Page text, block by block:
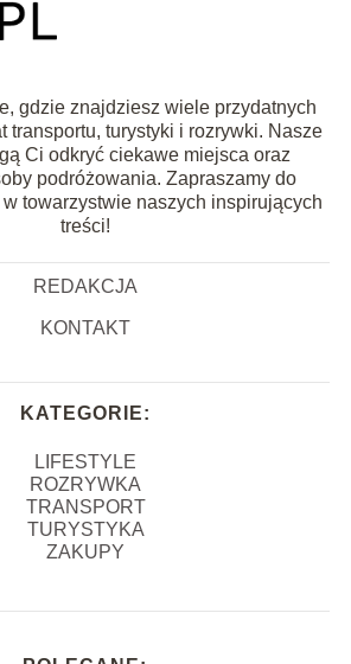
gdzie znajdziesz wiele przydatnych
transportu, turystyki i rozrywki. Nasze
Ci odkryć ciekawe miejsca oraz
podróżowania. Zapraszamy do
towarzystwie naszych inspirujących
treści!
REDAKCJA
KONTAKT
KATEGORIE:
LIFESTYLE
ROZRYWKA
TRANSPORT
TURYSTYKA
ZAKUPY